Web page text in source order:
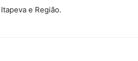
e Região.